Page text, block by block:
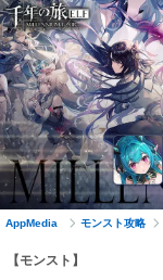
AppMedia モンスト攻略
【モンスト】